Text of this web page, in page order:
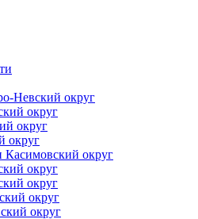
Невский округ
округ
округ
округ
Касимовский округ
округ
округ
округ
округ